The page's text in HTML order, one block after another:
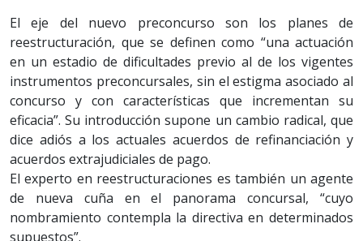
El eje del nuevo preconcurso son los planes de
reestructuración, que se definen como “una actuación
en un estadio de dificultades previo al de los vigentes
instrumentos preconcursales, sin el estigma asociado al
concurso y con características que incrementan su
eficacia”. Su introducción supone un cambio radical, que
dice adiós a los actuales acuerdos de refinanciación y
acuerdos extrajudiciales de pago.
El experto en reestructuraciones es también un agente
de nueva cuña en el panorama concursal, “cuyo
nombramiento contempla la directiva en determinados
supuestos”.